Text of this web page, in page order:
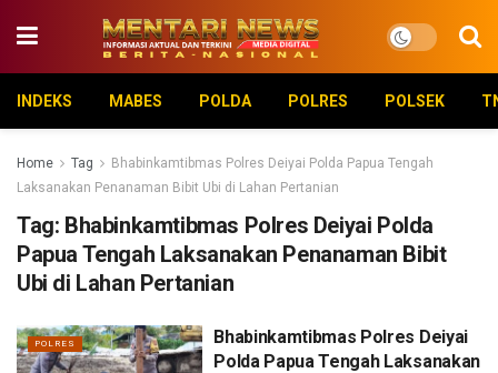
INDEKS MABES POLDA POLRES POLSEK
Home Tag
Bhabinkamtibmas Polres Deiyai Polda Papua Tengah
Laksanakan Penanaman Bibit Ubi di Lahan Pertanian
Tag: Bhabinkamtibmas Polres Deiyai Polda
Papua Tengah Laksanakan Penanaman Bibit
Ubi di Lahan Pertanian
POLRES
Bhabinkamtibmas Polres Deiyai
Polda Papua Tengah Laksanakan